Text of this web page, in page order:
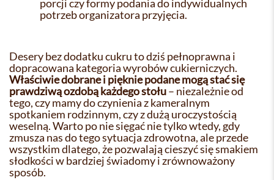
porcji czy formy podania do indywidualnych
potrzeb organizatora przyjęcia.
Desery bez dodatku cukru to dziś pełnoprawna i
dopracowana kategoria wyrobów cukierniczych.
Właściwie dobrane i pięknie podane mogą stać się
prawdziwą ozdobą każdego stołu– niezależnie od
tego, czy mamy do czynienia z kameralnym
spotkaniem rodzinnym, czy z dużą uroczystością
weselną. Warto po nie sięgać nie tylko wtedy, gdy
zmusza nas do tego sytuacja zdrowotna, ale przede
wszystkim dlatego, że pozwalają cieszyć się smakiem
słodkości w bardziej świadomy i zrównoważony
sposób.